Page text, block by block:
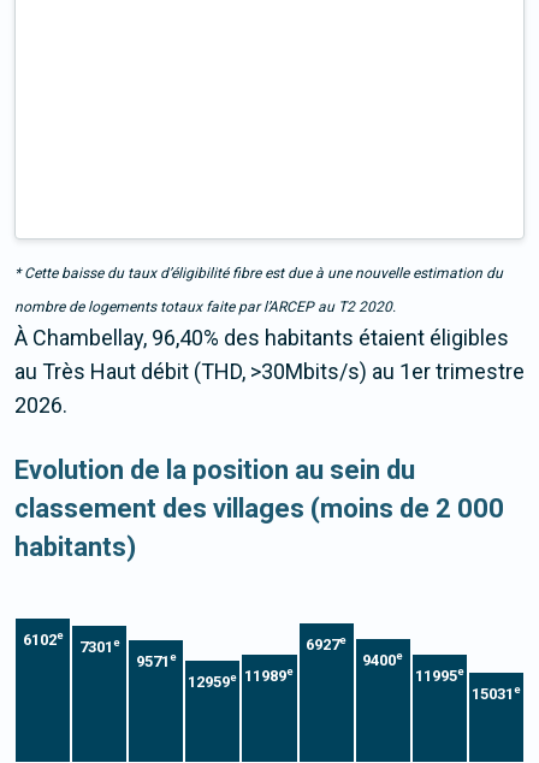
* Cette baisse du taux d’éligibilité fibre est due à une nouvelle estimation du
nombre de logements totaux faite par l’ARCEP au T2 2020.
À Chambellay, 96,40% des habitants étaient éligibles
au Très Haut débit (THD, >30Mbits/s) au 1er trimestre
2026.
Evolution de la position au sein du
classement des villages (moins de 2 000
habitants)
6102e
7301 e
9571 e
12959e 11989e
6927e
9400e
11995e
15031 e